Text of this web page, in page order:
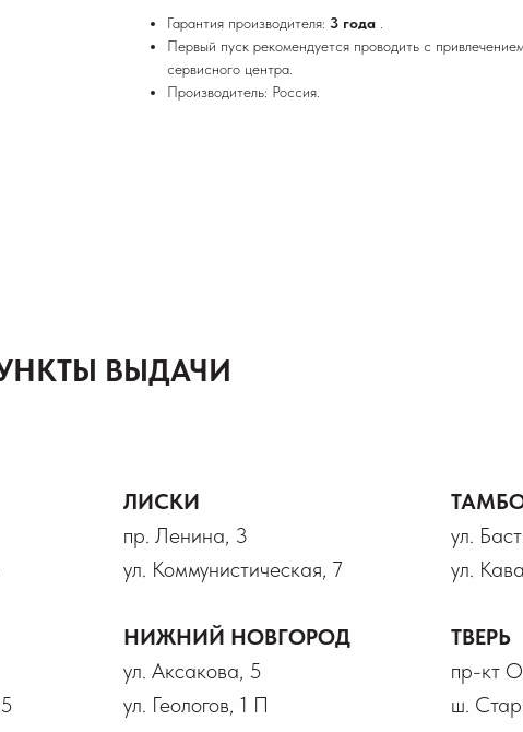
Гарантия производителя: 3 года
Первый пуск рекомендуется проводить с
сервисного центра.
Производитель: Россия.
ВЫДАЧИ
ЛИСКИ
пр. Ленина, 3
ул. Коммунистическая, 7
НИЖНИЙ НОВГОРОД
ул. Аксакова, 5
ул. Геологов, 1 П
ул.
ул.
ТВЕРЬ
пр-кт
ш.